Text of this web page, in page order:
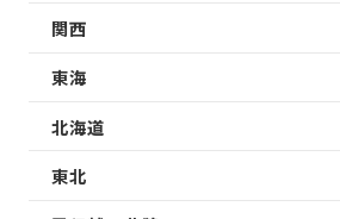
関西
東海
北海道
東北